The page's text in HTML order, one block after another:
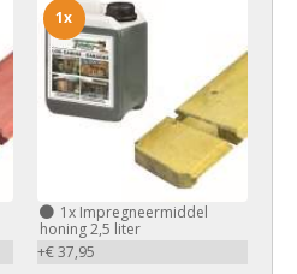
1xImpregneermiddel
honing 2,5 liter
+€ 37,95
1x